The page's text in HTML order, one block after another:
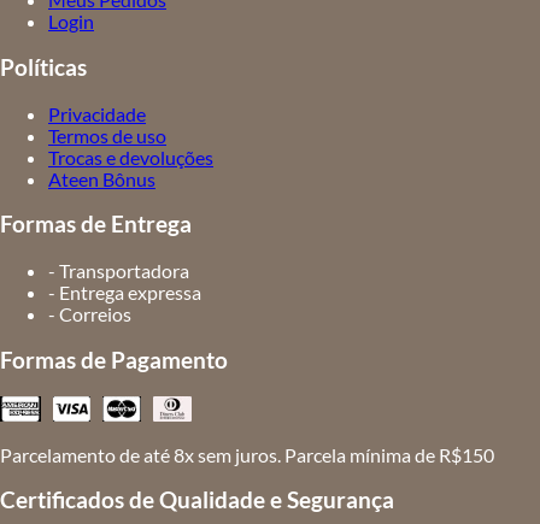
Login
Políticas
Privacidade
Termos de uso
Trocas e devoluções
Ateen Bônus
Formas de Entrega
- Transportadora
- Entrega expressa
- Correios
Formas de Pagamento
Parcelamento de até 8x sem juros. Parcela mínima de R$150
Certificados de Qualidade e Segurança